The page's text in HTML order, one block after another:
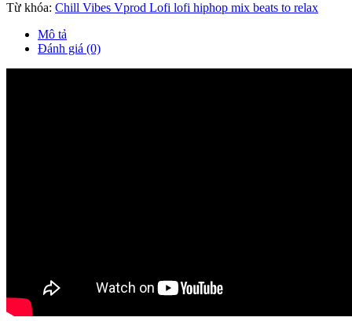
Từ khóa: Chill Vibes Vprod Lofi lofi hiphop mix beats to relax
Mô tả
Đánh giá (0)